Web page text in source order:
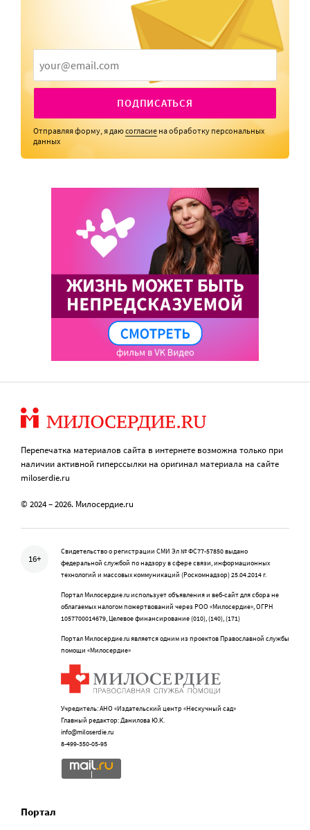
ПОДПИСАТЬСЯ
Отправляя форму, я даюсогласие на обработку персональных
данных
Перепечатка материалов сайта в интернете возможна только при
наличии активной гиперссылки на оригинал материала на сайте
miloserdie.ru
© 2024 – 2026. Милосердие.ru
16+
Свидетельство о регистрации СМИ Эл № ФС77-57850 выдано
федеральной службой по надзору в сфере связи, информационных
технологий и массовых коммуникаций (Роскомнадзор) 25.04.2014 г.
Портал Милосердие.ru использует объявления и веб-сайт для сбора не
облагаемых налогом пожертвований через РОО «Милосердие», ОГРН
1057700014679, Целевое финансирование (010), (140), (171)
Портал Милосердие.ru является одним из проектов Православной службы
помощи «Милосердие»
Учредитель: АНО «Издательский центр «Нескучный сад»
Главный редактор: Данилова Ю.К.
info@miloserdie.ru
8-499-350-05-95
Портал